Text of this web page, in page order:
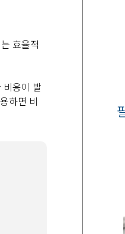
효율적
용이 발
하면 비